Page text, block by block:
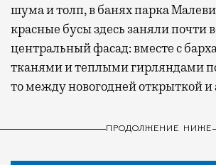
шума и толп, в банях парка
красные бусы здесь заняли почти
центральный фасад: вместе с
тканями и теплыми гирляндами
то между новогодней открыткой и
ПРОДОЛЖЕНИЕ НИЖЕ